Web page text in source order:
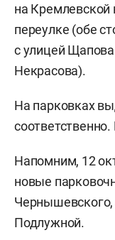
на Кремлевской
переулке (обе
с улицей
Некрасова).
На парковках
Напомним, 12
новые
Подлужной.